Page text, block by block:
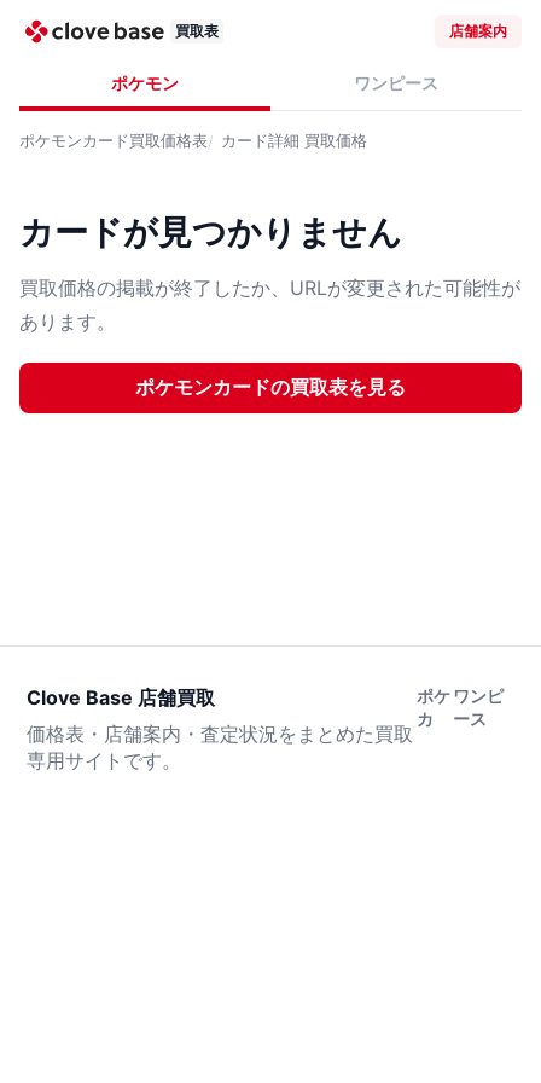
買取表 店舗案内
ポケモン ワンピース
ポケモンカード買取価格表 カード詳細 買取価格
カードが見つかりません
買取価格の掲載が終了したか、URLが変更された可能性が
あります。
ポケモンカードの買取表を見る
Clove Base 店舗買取
価格表・店舗案内・査定状況をまとめた買取
専用サイトです。
ポケ
カ
ワンピ
ース